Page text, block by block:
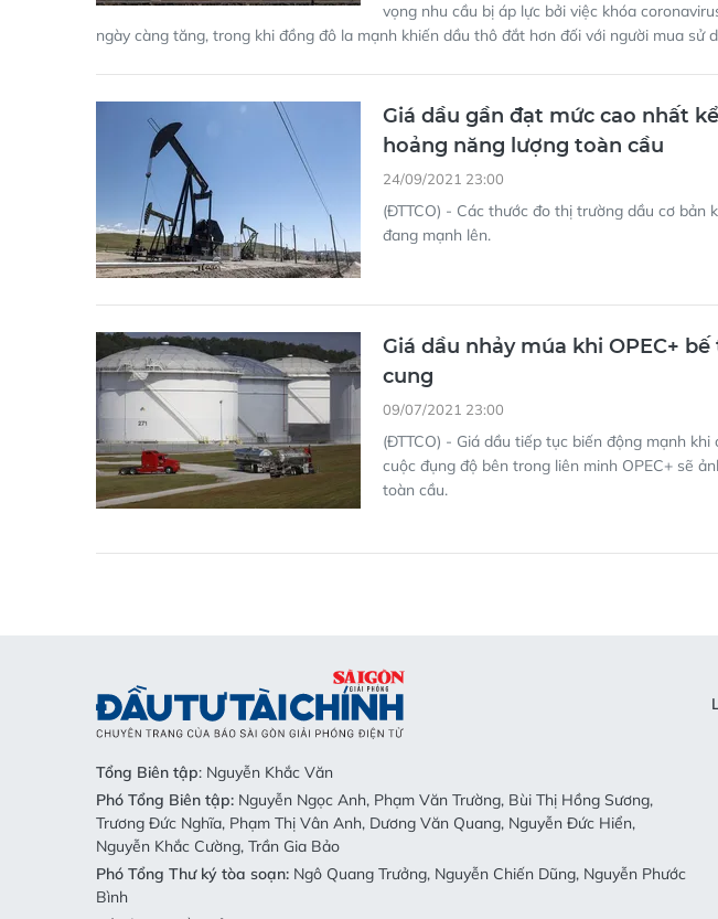
vọng nhu cầu bị áp lực bởi việc khóa
ngày càng tăng, trong khi đồng đô la mạnh khiến dầu thô đắt hơn đối với người mua sử
Giá dầu gần đạt mức cao nhất
hoảng năng lượng toàn cầu
24/09/2021 23:00
(ĐTTCO) - Các thước đo thị trường dầu cơ bản
đang mạnh lên.
Giá dầu nhảy múa khi OPEC+
cung
09/07/2021 23:00
(ĐTTCO) - Giá dầu tiếp tục biến động mạnh
cuộc đụng độ bên trong liên minh OPEC+ sẽ
toàn cầu.
Tổng Biên tập: Nguyễn Khắc Văn
Phó Tổng Biên tập: Nguyễn Ngọc Anh, Phạm Văn Trường, Bùi Thị Hồng Sương,
Trương Đức Nghĩa, Phạm Thị Vân Anh, Dương Văn Quang, Nguyễn Đức Hiển,
Nguyễn Khắc Cường, Trần Gia Bảo
Phó Tổng Thư ký tòa soạn: Ngô Quang Trưởng, Nguyễn Chiến Dũng, Nguyễn Phước
Bình